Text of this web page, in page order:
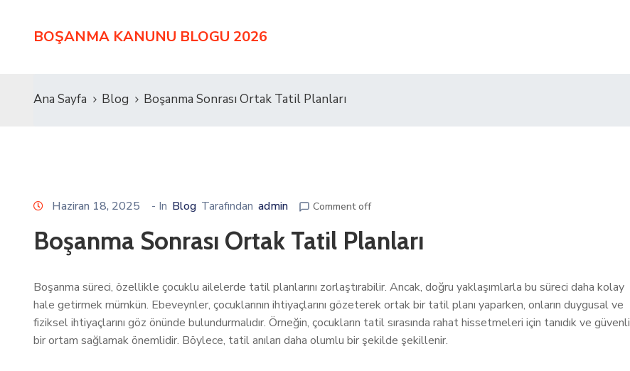
BOŞANMA KANUNU BLOGU 2026
Ana Sayfa Blog Boşanma Sonrası Ortak Tatil Planları
Haziran 18, 2025 - In Blog Tarafından admin Comment off
Boşanma Sonrası Ortak Tatil Planları
Boşanma süreci, özellikle çocuklu ailelerde tatil planlarını zorlaştırabilir. Ancak, doğru yaklaşımlarla bu süreci daha kolay
hale getirmek mümkün. Ebeveynler, çocuklarının ihtiyaçlarını gözeterek ortak bir tatil planı yaparken, onların duygusal ve
fiziksel ihtiyaçlarını göz önünde bulundurmalıdır. Örneğin, çocukların tatil sırasında rahat hissetmeleri için tanıdık ve güvenli
bir ortam sağlamak önemlidir. Böylece, tatil anıları daha olumlu bir şekilde şekillenir.